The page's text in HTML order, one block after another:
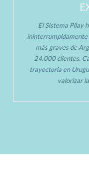
El Sistema Pilay
ininterrumpidamente
más graves de
24.000 clientes.
trayectoria en
valorizar